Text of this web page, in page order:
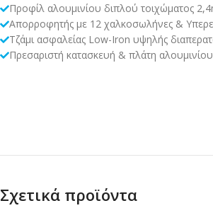
Προφίλ αλουμινίου διπλού τοιχώματος
Απορροφητής με 12 χαλκοσωλήνες &
Τζάμι ασφαλείας Low-Iron υψηλής
Πρεσαριστή κατασκευή & πλάτη
Σχετικά προϊόντα